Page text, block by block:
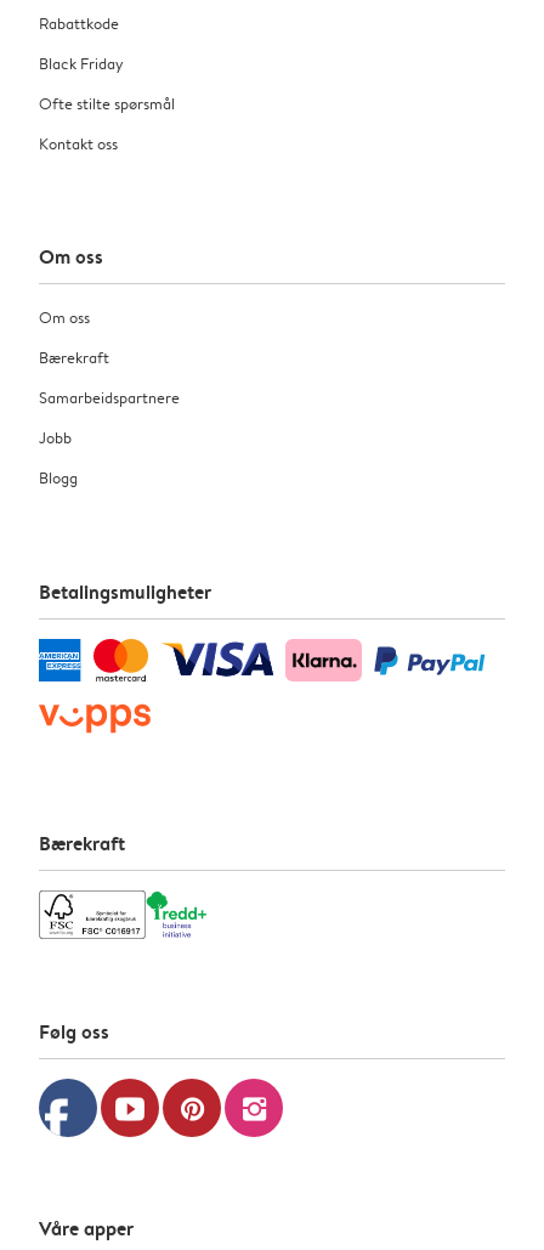
Rabattkode
Black Friday
Ofte stilte spørsmål
Kontakt oss
Om oss
Om oss
Bærekraft
Samarbeidspartnere
Jobb
Blogg
Betalingsmuligheter
Bærekraft
Følg oss
facebook youtube pinterest instagram
Våre apper